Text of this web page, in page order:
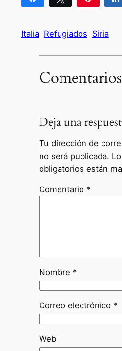
Italia Refugiados Siria
Comentarios
Deja una
Tu dirección de
no será publicada.
obligatorios están
Comentario *
Nombre *
Correo electrónico *
Web